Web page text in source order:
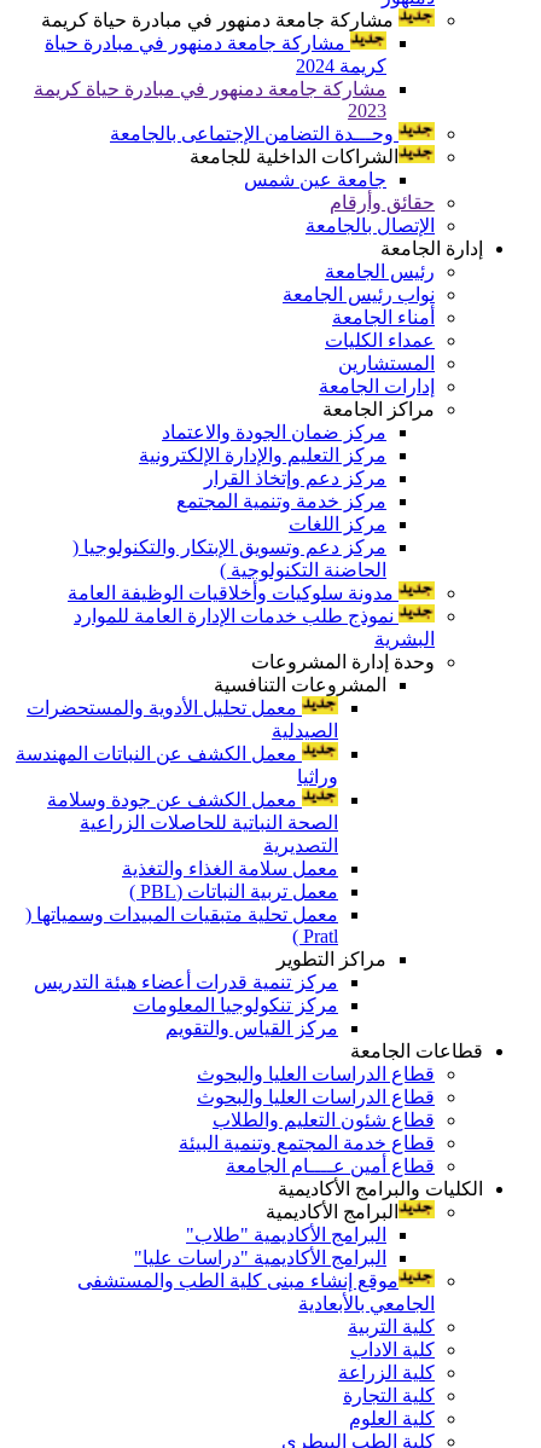
مشاركة جامعة دمنهور في مبادرة حياة كريمة
مشاركة جامعة دمنهور في مبادرة حياة
كريمة 2024
مشاركة جامعة دمنهور في مبادرة حياة كريمة
2023
وحـــدة التضامن الإجتماعى بالجامعة
الشراكات الداخلية للجامعة
جامعة عين شمس
حقائق وأرقام
الإتصال بالجامعة
إدارة الجامعة
رئيس الجامعة
نواب رئيس الجامعة
أمناء الجامعة
عمداء الكليات
المستشارين
إدارات الجامعة
مراكز الجامعة
مركز ضمان الجودة والاعتماد
مركز التعليم والإدارة الإلكترونية
مركز دعم وإتخاذ القرار
مركز خدمة وتنمية المجتمع
مركز اللغات
مركز دعم وتسويق الإبتكار والتكنولوجيا (
الحاضنة التكنولوجية )
مدونة سلوكيات وأخلاقيات الوظيفة العامة
نموذج طلب خدمات الإدارة العامة للموارد
البشرية
وحدة إدارة المشروعات
المشروعات التنافسية
معمل تحليل الأدوية والمستحضرات
الصيدلية
معمل الكشف عن النباتات المهندسة
وراثيا
معمل الكشف عن جودة وسلامة
الصحة النباتية للحاصلات الزراعية
التصديرية
معمل سلامة الغذاء والتغذية
معمل تربية النباتات (PBL )
معمل تحلية متبقيات المبيدات وسمياتها (
Pratl )
مراكز التطوير
مركز تنمية قدرات أعضاء هيئة التدريس
مركز تنكولوجيا المعلومات
مركز القياس والتقويم
قطاعات الجامعة
قطاع الدراسات العليا والبحوث
قطاع الدراسات العليا والبحوث
قطاع شئون التعليم والطلاب
قطاع خدمة المجتمع وتنمية البيئة
قطاع أمين عــــام الجامعة
الكليات والبرامج الأكاديمية
البرامج الأكاديمية
البرامج الأكاديمية "طلاب"
البرامج الأكاديمية "دراسات عليا"
موقع إنشاء مبنى كلية الطب والمستشفى
الجامعي بالأبعادية
كلية التربية
كلية الاداب
كلية الزراعة
كلية التجارة
كلية العلوم
كلية الطب البيطرى